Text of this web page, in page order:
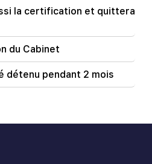
la certification et quittera
du Cabinet
détenu pendant 2 mois